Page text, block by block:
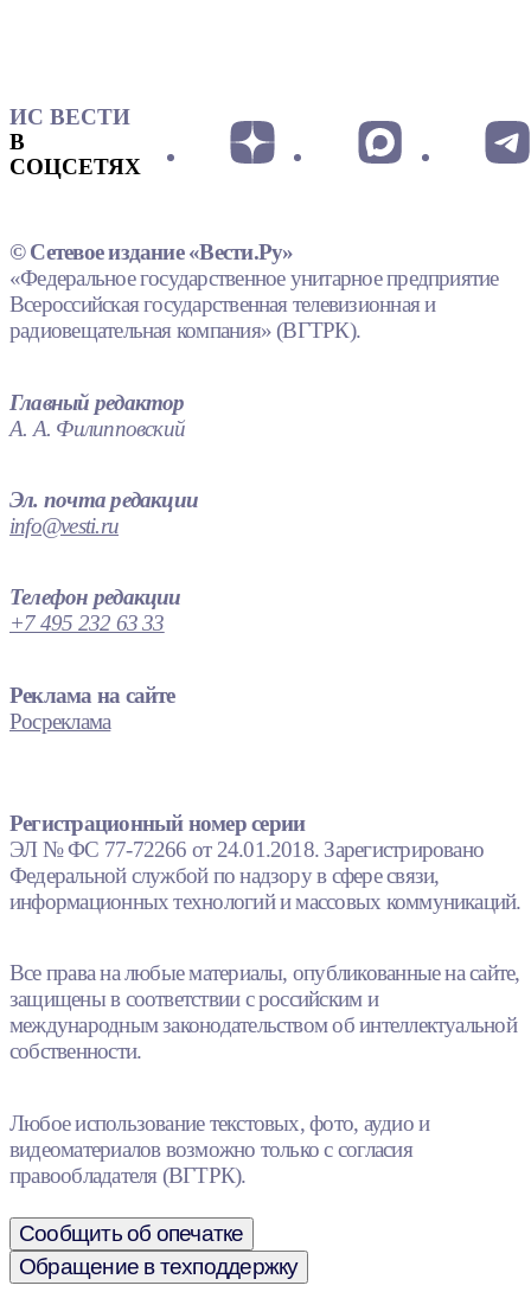
ИС ВЕСТИ
В
СОЦСЕТЯХ
© Сетевое издание «Вести.Ру»
«Федеральное государственное унитарное предприятие
Всероссийская государственная телевизионная и
радиовещательная компания» (ВГТРК).
Главный редактор
А. А. Филипповский
Эл. почта редакции
info@vesti.ru
Телефон редакции
+7 495 232 63 33
Реклама на сайте
Росреклама
Регистрационный номер серии
ЭЛ № ФС 77-72266 от 24.01.2018. Зарегистрировано
Федеральной службой по надзору в сфере связи,
информационных технологий и массовых коммуникаций.
Все права на любые материалы, опубликованные на сайте,
защищены в соответствии с российским и
международным законодательством об интеллектуальной
собственности.
Любое использование текстовых, фото, аудио и
видеоматериалов возможно только с согласия
правообладателя (ВГТРК).
Сообщить об опечатке
Обращение в техподдержку